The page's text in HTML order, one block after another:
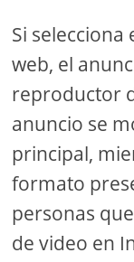
Si
web, el
reproductor
anuncio se
principal,
formato
personas
de video en